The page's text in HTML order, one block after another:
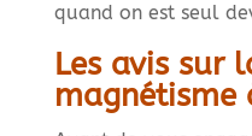
quand on est seul
Les avis sur
magnétisme